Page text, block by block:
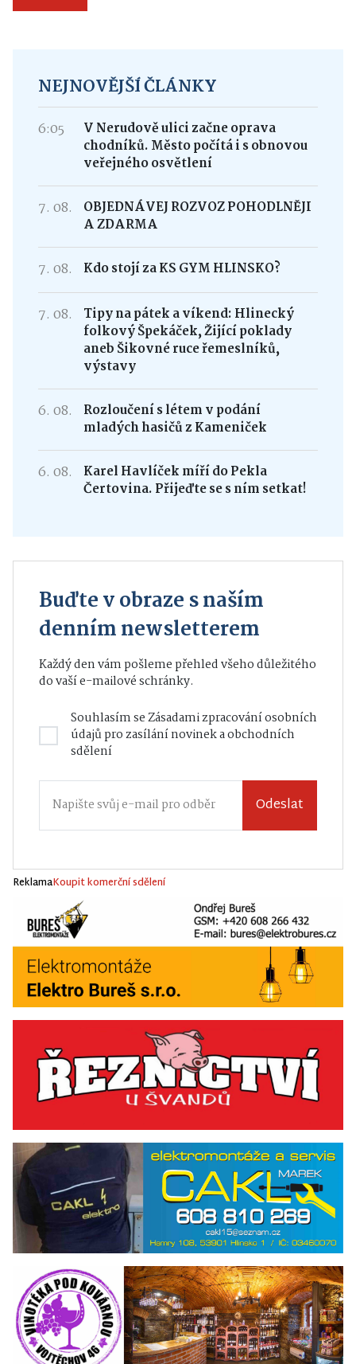
NEJNOVĚJŠÍ ČLÁNKY
6:05
V Nerudově ulici začne oprava
chodníků. Město počítá i s obnovou
veřejného osvětlení
7. 08.
OBJEDNÁVEJ ROZVOZ POHODLNĚJI
A ZDARMA
7. 08. Kdo stojí za KS GYM HLINSKO?
7. 08.
Tipy na pátek a víkend: Hlinecký
folkový Špekáček, Žijící poklady
aneb Šikovné ruce řemeslníků,
výstavy
6. 08.
Rozloučení s létem v podání
mladých hasičů z Kameniček
6. 08.
Karel Havlíček míří do Pekla
Čertovina. Přijeďte se s ním setkat!
Buďte v obraze s naším
denním newsletterem
Každý den vám pošleme přehled všeho důležitého
do vaší e-mailové schránky.
Souhlasím seZásadami zpracování osobních
údajůpro zasílání novinek a obchodních
sdělení
Odeslat
ReklamaKoupit komerční sdělení